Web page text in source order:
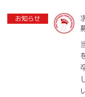
2020.07.10
お知らせ